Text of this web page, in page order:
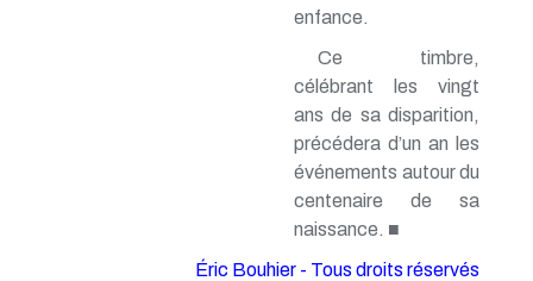
enfance.
Ce timbre,
célébrant les vingt
ans de sa disparition,
précédera d’un an les
événements autour du
centenaire de sa
naissance. ■
Éric Bouhier - Tous droits réservés